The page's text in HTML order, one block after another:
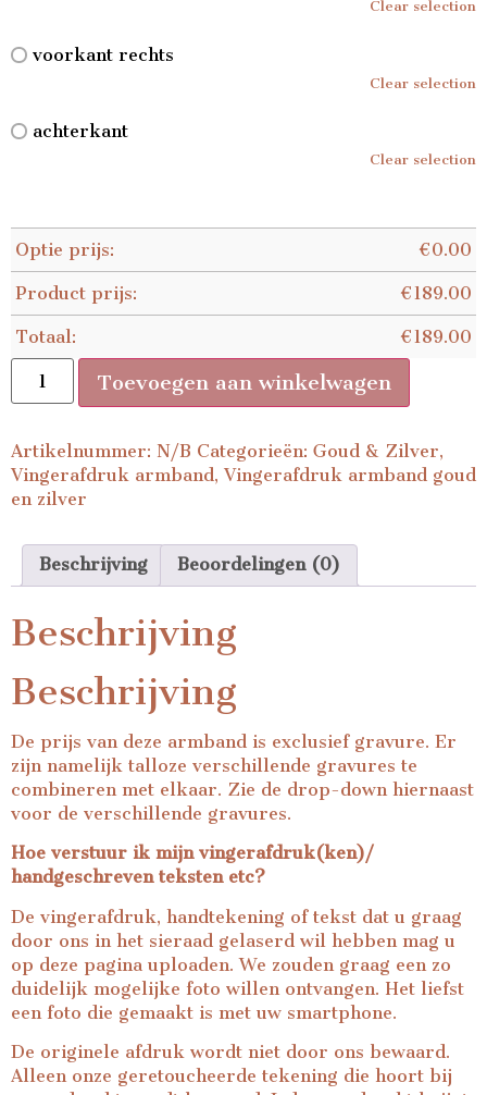
Clear selection
voorkant rechts
Clear selection
achterkant
Clear selection
Optie prijs: €0.00
Product prijs: €189.00
Totaal: €189.00
Toevoegen aan winkelwagen
Artikelnummer: N/B Categorieën: Goud & Zilver,
Vingerafdruk armband , Vingerafdruk armband goud
en zilver
Beschrijving Beoordelingen (0)
Beschrijving
Beschrijving
De prijs van deze armband is exclusief gravure. Er
zijn namelijk talloze verschillende gravures te
combineren met elkaar. Zie de drop-down hiernaast
voor de verschillende gravures.
Hoe verstuur ik mijn vingerafdruk(ken)/
handgeschreven teksten etc?
De vingerafdruk, handtekening of tekst dat u graag
door ons in het sieraad gelaserd wil hebben mag u
op deze pagina uploaden. We zouden graag een zo
duidelijk mogelijke foto willen ontvangen. Het liefst
een foto die gemaakt is met uw smartphone.
De originele afdruk wordt niet door ons bewaard.
Alleen onze geretoucheerde tekening die hoort bij